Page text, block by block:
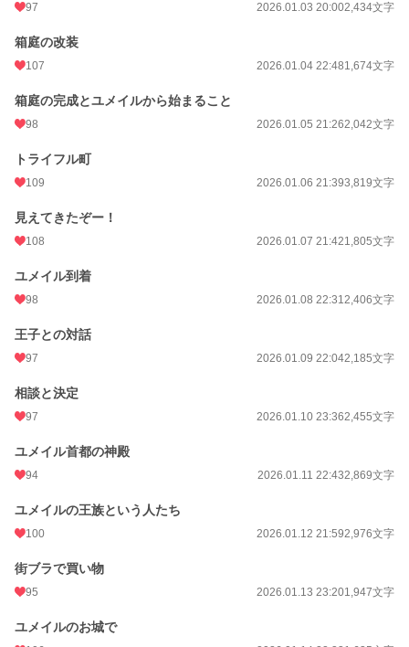
97 2026.01.03 20:002,434文字
箱庭の改装
107 2026.01.04 22:481,674文字
箱庭の完成とユメイルから始まること
98 2026.01.05 21:262,042文字
トライフル町
109 2026.01.06 21:393,819文字
見えてきたぞー！
108 2026.01.07 21:421,805文字
ユメイル到着
98 2026.01.08 22:312,406文字
王子との対話
97 2026.01.09 22:042,185文字
相談と決定
97 2026.01.10 23:362,455文字
ユメイル首都の神殿
94 2026.01.11 22:432,869文字
ユメイルの王族という人たち
100 2026.01.12 21:592,976文字
街ブラで買い物
95 2026.01.13 23:201,947文字
ユメイルのお城で